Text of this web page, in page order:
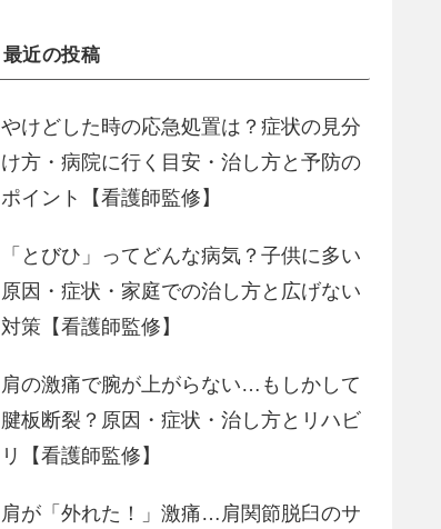
最近の投稿
やけどした時の応急処置は？症状の見分
け方・病院に行く目安・治し方と予防の
ポイント【看護師監修】
「とびひ」ってどんな病気？子供に多い
原因・症状・家庭での治し方と広げない
対策【看護師監修】
肩の激痛で腕が上がらない…もしかして
腱板断裂？原因・症状・治し方とリハビ
リ【看護師監修】
肩が「外れた！」激痛…肩関節脱臼のサ